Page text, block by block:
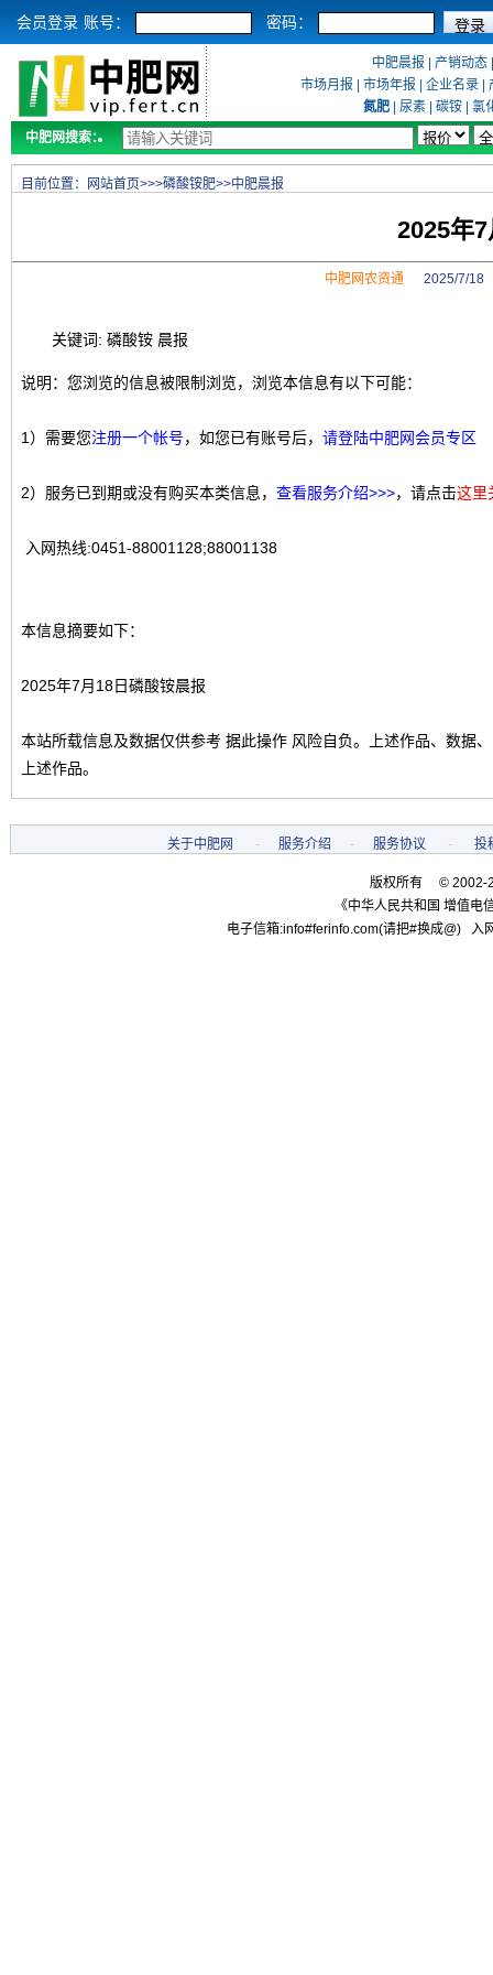
会员登录 账号： 密码：
中肥晨报 产销动态
市场月报
市场年报 企业名录
氮肥
尿素 碳铵
氯
中肥网搜索：
目前位置： 网站首页>>>磷酸铵肥>>中肥晨报
2025年
中肥网农资通 2025/7/18
关键词: 磷酸铵 晨报
说明：您浏览的信息被限制浏览，浏览本信息有以下可能：
1）需要您注册一个帐号，如您已有账号后， 请登陆中肥网会员专区
2）服务已到期或没有购买本类信息， 查看服务介绍>>>，请点击这里
入网热线:0451-88001128;88001138
本信息摘要如下：
2025年7月18日磷酸铵晨报
本站所载信息及数据仅供参考 据此操作 风险自负。上述作品、数据
上述作品。
关于中肥网 - 服务介绍 - 服务协议 - 投
版权所有 © 2002-
《中华人民共和国 增值电
电子信箱:info#ferinfo.com(请把#换成@)